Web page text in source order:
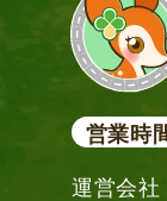
営業時
運営会